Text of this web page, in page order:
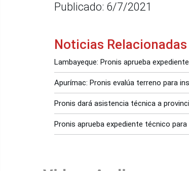
Publicado: 6/7/2021
Noticias Relacionadas
Lambayeque: Pronis aprueba
Apurímac: Pronis evalúa terreno para
Pronis dará asistencia técnica a
Pronis aprueba expediente técnico